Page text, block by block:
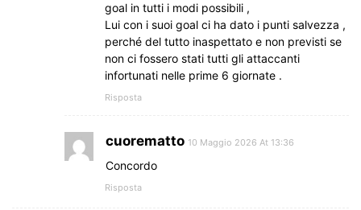
goal in tutti i modi possibili ,
Lui con i suoi goal ci ha dato i punti salvezza ,
perché del tutto inaspettato e non previsti se
non ci fossero stati tutti gli attaccanti
infortunati nelle prime 6 giornate .
Risposta
cuorematto 10 Maggio 2026 At 13:36
Concordo
Risposta